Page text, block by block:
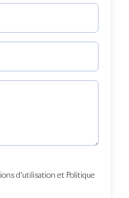
d'utilisation et Politique